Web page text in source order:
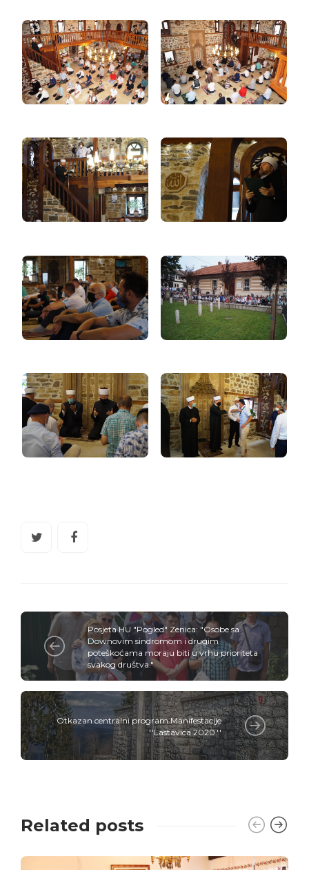
Posjeta HU "Pogled" Zenica: "Osobe sa
Downovim sindromom i drugim
poteškoćama moraju biti u vrhu prioriteta
svakog društva."
Otkazan centralni program Manifestacije
''Lastavica 2020.''
Related posts